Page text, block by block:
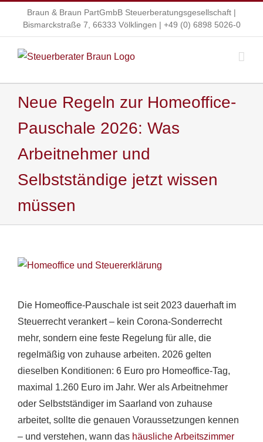
springen
Braun & Braun PartGmbB Steuerberatungsgesellschaft |
Bismarckstraße 7, 66333 Völklingen | +49 (0) 6898 5026-0
Neue Regeln zur Homeoffice-
Pauschale 2026: Was
Arbeitnehmer und
Selbstständige jetzt wissen
müssen
Zeige
Die Homeoffice-Pauschale ist seit 2023 dauerhaft im
Steuerrecht verankert – kein Corona-Sonderrecht
mehr, sondern eine feste Regelung für alle, die
regelmäßig von zuhause arbeiten. 2026 gelten
dieselben Konditionen: 6 Euro pro Homeoffice-Tag,
maximal 1.260 Euro im Jahr. Wer als Arbeitnehmer
oder Selbstständiger im Saarland von zuhause
arbeitet, sollte die genauen Voraussetzungen kennen
– und verstehen, wann das häusliche Arbeitszimmer